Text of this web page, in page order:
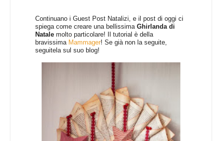
Continuano i Guest Post Natalizi, e il post di oggi ci
spiega come creare una bellissima Ghirlanda di
Natale molto particolare! Il tutorial è della
bravissima Mammager! Se già non la seguite,
seguitela sul suo blog!